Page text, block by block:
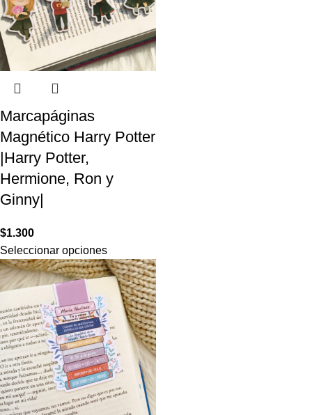
Marcapáginas
Magnético Harry Potter
|Harry Potter,
Hermione, Ron y
Ginny|
$1.300
Seleccionar opciones